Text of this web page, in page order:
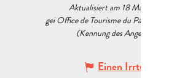
Aktualisiert am 18 März 2026
gei Office de Tourisme du Pays
(Kennung des Angebots :
Einen Irrtum